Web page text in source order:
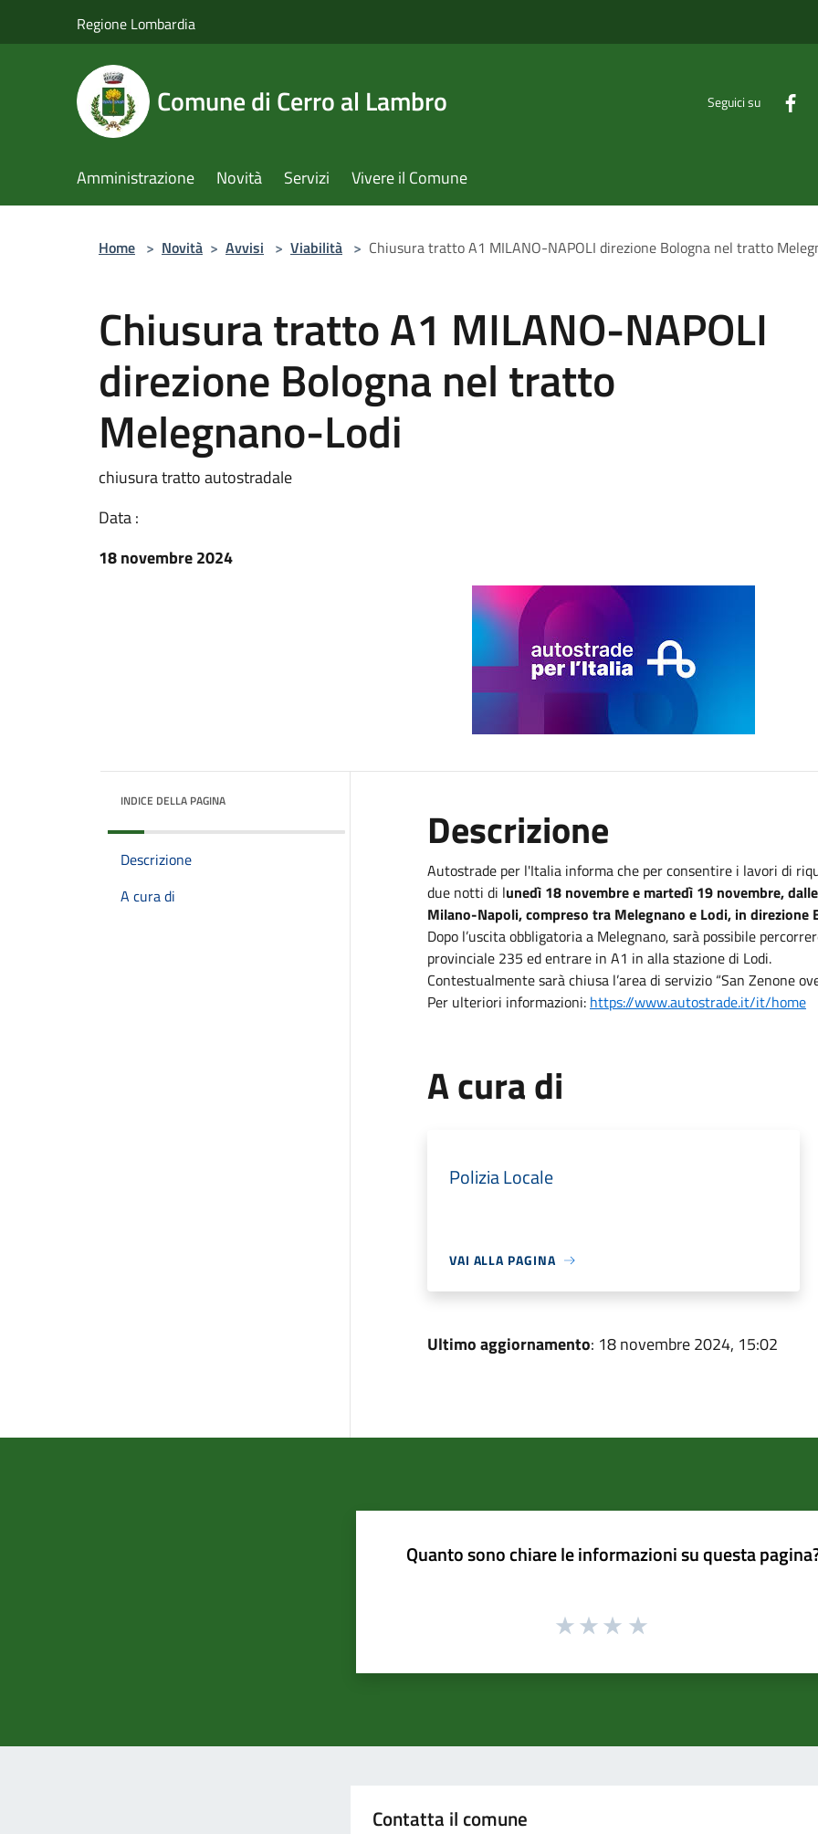
Regione Lombardia
Comune di Cerro al Lambro Seguici su
Amministrazione Novità Servizi Vivere il Comune
Home > Novità > Avvisi > Viabilità > Chiusura tratto A1 MILANO-NAPOLI direzione Bologna nel tratto
Chiusura tratto A1 MILANO-NAPOLI
direzione Bologna nel tratto
Melegnano-Lodi
chiusura tratto autostradale
Data :
18 novembre 2024
INDICE DELLA PAGINA
Descrizione
A cura di
Descrizione
Autostrade per l'Italia informa che per consentire i lavori di
due notti di lunedì 18 novembre e martedì 19 novembre,
Milano-Napoli, compreso tra Melegnano e Lodi, in direzione
Dopo l’uscita obbligatoria a Melegnano, sarà possibile
provinciale 235 ed entrare in A1 in alla stazione di Lodi.
Contestualmente sarà chiusa l’area di servizio “San Zenone
Per ulteriori informazioni: https://www.autostrade.it/it/home
A cura di
Polizia Locale
VAI ALLA PAGINA
Ultimo aggiornamento: 18 novembre 2024, 15:02
Quanto sono chiare le informazioni su questa
Contatta il comune